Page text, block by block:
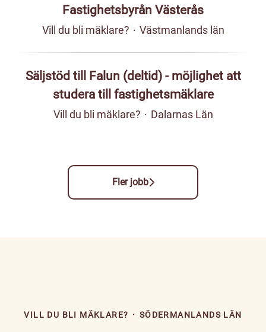
Fastighetsbyrån Västerås
Vill du bli mäklare? · Västmanlands län
Säljstöd till Falun (deltid) - möjlighet att
studera till fastighetsmäklare
Vill du bli mäklare? · Dalarnas Län
Fler jobb
VILL DU BLI MÄKLARE? · SÖDERMANLANDS LÄN